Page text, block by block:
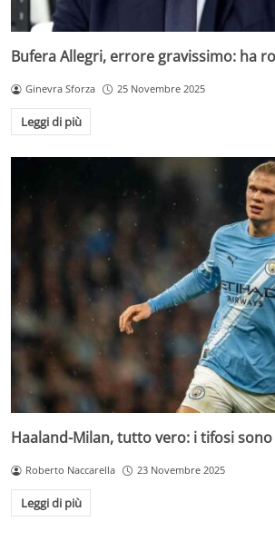
Bufera Allegri, errore gravissimo: ha
Ginevra Sforza 25 Novembre 2025
Leggi di più
Haaland-Milan, tutto vero: i tifosi
Roberto Naccarella 23 Novembre 2025
Leggi di più